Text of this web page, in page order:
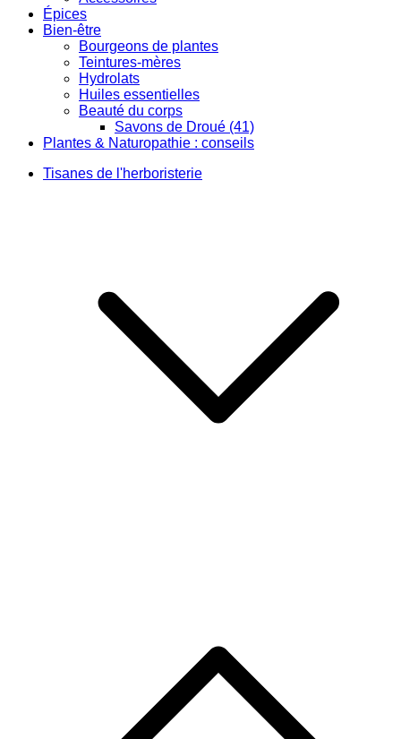
Épices
Bien-être
Bourgeons de plantes
Teintures-mères
Hydrolats
Huiles essentielles
Beauté du corps
Savons de Droué (41)
Plantes & Naturopathie : conseils
Tisanes de l'herboristerie